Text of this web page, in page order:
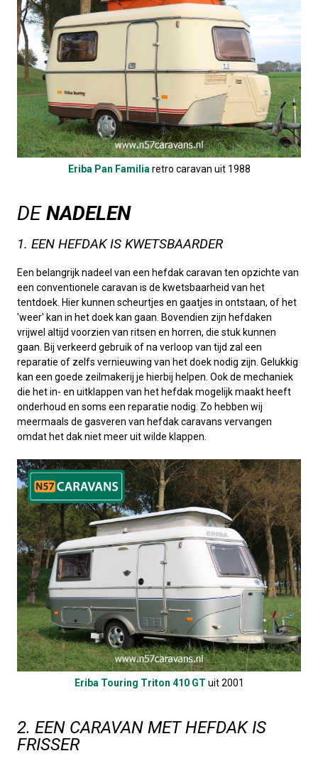
Eriba Pan Familiaretro caravan uit 1988
DENADELEN
1. EEN HEFDAK IS KWETSBAARDER
Een belangrijk nadeel van een hefdak caravan ten opzichte van
een conventionele caravan is de kwetsbaarheid van het
tentdoek. Hier kunnen scheurtjes en gaatjes in ontstaan, of het
'weer' kan in het doek kan gaan. Bovendien zijn hefdaken
vrijwel altijd voorzien van ritsen en horren, die stuk kunnen
gaan. Bij verkeerd gebruik of na verloop van tijd zal een
reparatie of zelfs vernieuwing van het doek nodig zijn. Gelukkig
kan een goede zeilmakerij je hierbij helpen. Ook de mechaniek
die het in- en uitklappen van het hefdak mogelijk maakt heeft
onderhoud en soms een reparatie nodig. Zo hebben wij
meermaals de gasveren van hefdak caravans vervangen
omdat het dak niet meer uit wilde klappen.
Eriba Touring Triton 410 GT uit 2001
2. EEN CARAVAN MET HEFDAK IS
FRISSER